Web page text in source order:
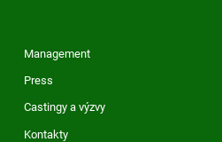
Management
Press
Castingy a výzvy
Kontakty